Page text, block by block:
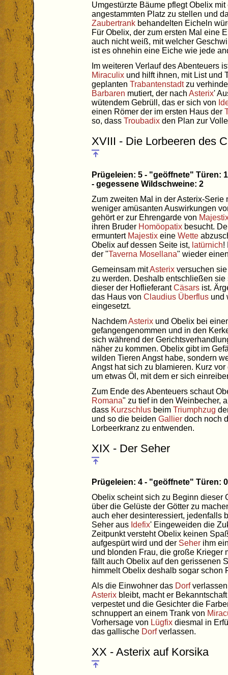
Umgestürzte Bäume pflegt Obelix
angestammten Platz zu stellen und
Zaubertrank behandelten Eicheln
Für Obelix, der zum ersten Mal eine
auch nicht weiß, mit welcher
ist es ohnehin eine Eiche wie jede
Im weiteren Verlauf des Abenteuers
Miraculix und hilft ihnen, mit List und
geplanten Trabantenstadtzu
Barbaren mutiert, der nach Asterix'
wütendem Gebrüll, das er sich von
einen Römer der im ersten Haus der
so, dass Troubadix den Plan zur
XVIII - Die Lorbeeren des
Prügeleien: 5 - "geöffnete" Türen:
- gegessene Wildschweine: 2
Zum zweiten Mal in der Asterix-
weniger amüsanten Auswirkungen
gehört er zur Ehrengarde von
ihren Bruder Homöopatix besucht.
ermuntert Majestix eine Wette
Obelix auf dessen Seite ist, latürnich!
der "Taverna Mosellana" wieder
Gemeinsam mitAsterix versuchen
zu werden. Deshalb entschließen
dieser der HoflieferantCäsars ist.
das Haus von Claudius Überflus und
eingesetzt.
NachdemAsterix und Obelix bei
gefangengenommen und in den
sich während der
näher zu kommen. Obelix gibt im
wilden Tieren Angst habe, sondern
Angst hat sich zu blamieren. Kurz
um etwas Öl, mit dem er sich
Zum Ende des Abenteuers schaut
Romana" zu tief in den Weinbecher,
dass Kurzschlus beim Triumphzug
und so die beiden Gallier doch noch
Lorbeerkranz zu entwenden.
XIX - Der Seher
Prügeleien: 4 - "geöffnete" Türen:
Obelix scheint sich zu Beginn dieser
über die Gelüste der Götter zu
auch eher desinteressiert, jedenfalls
Seher aus Idefix' Eingeweiden die
Zeitpunkt versteht Obelix keinen
aufgespürt wird und der Seher ihm
und blonden Frau, die große Krieger
fällt auch Obelix auf den gerissenen
himmelt Obelix deshalb sogar schon
Als die Einwohner das Dorf
Asterix bleibt, macht er
verpestet und die Gesichter die
schnuppert an einem Trank von
Vorhersage von Lügfix diesmal in
das gallische Dorfverlassen.
XX - Asterix auf Korsika